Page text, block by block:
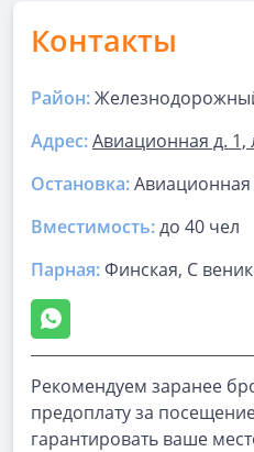
Контакты
Район:
Адрес:Авиационная д. 1,
Остановка:Авиационная
Вместимость:до 40 чел
Парная:Финская, С
Рекомендуем заранее
предоплату за
гарантировать ваше